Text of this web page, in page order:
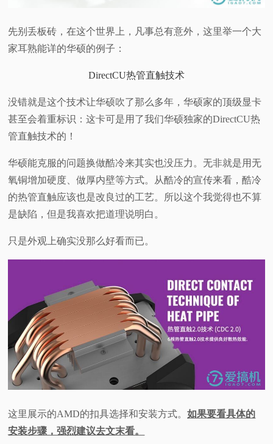
先别丢板砖，在这个世界上，凡事总有意外，这里举一个大
家耳熟能详的华硕的例子：
DirectCU热管直触技术
没错就是这个技术让华硕吹了那么多年，华硕家的顶级显卡
甚至会着重标识：这卡可是用了我们华硕独家的DirectCU热
管直触技术的！
华硕能克服的问题换做酷冷来其实也没压力。无非就是用无
氧铜增加硬度、做厚内壁等方式。从酷冷的宣传来看，酷冷
的热管直触应该也是改良过的工艺。所以这个我觉得也不算
是缺陷，但是我喜欢把道理说明白。
只是外观上确实没那么好看而已。
这里展示的AMD的扣具选择和安装方式。如果要看具体的
安装步骤，强烈建议去文末看。